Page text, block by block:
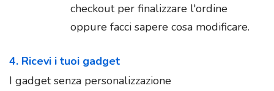
checkout per finalizzare l'ordine
oppure facci sapere cosa modificare.
4. Ricevi i tuoi gadget
I gadget senza personalizzazione